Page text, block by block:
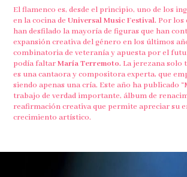
El flamenco es, desde el principio, uno de los
en la cocina de Universal Music Festival. Por los
han desfilado la mayoría de figuras que han
expansión creativa del género en los últimos
combinatoria de veteranía y apuesta por el
podía faltarMaría Terremoto. La jerezana solo
es una cantaora y compositora experta, que
siendo apenas una cría. Este año ha publicado
trabajo de verdad importante, álbum de
reafirmación creativa que permite apreciar su
crecimiento artístico.